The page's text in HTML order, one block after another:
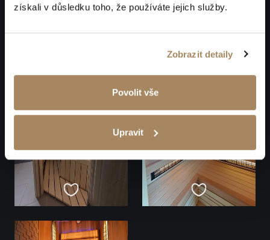
získali v důsledku toho, že používáte jejich služby.
Zobrazit detaily
Povolit vše
Upravit